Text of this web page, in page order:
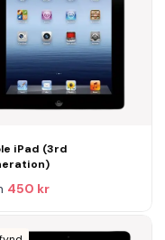
iPad (3rd
450 kr